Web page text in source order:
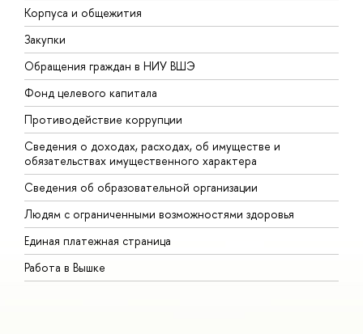
Корпуса и общежития
Закупки
Обращения граждан в НИУ ВШЭ
Фонд целевого капитала
Противодействие коррупции
Сведения о доходах, расходах, об имуществе и
обязательствах имущественного характера
Сведения об образовательной организации
Людям с ограниченными возможностями здоровья
Единая платежная страница
Работа в Вышке